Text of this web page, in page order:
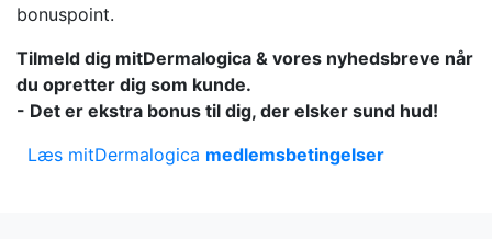
bonuspoint.
Tilmeld dig mitDermalogica & vores nyhedsbreve når
du opretter dig som kunde.
- Det er ekstra bonus til dig, der elsker sund hud!
Læs mitDermalogica medlemsbetingelser